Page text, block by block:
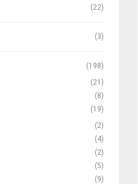
(22)
(3)
(198)
(21)
(8)
(19)
(2)
(4)
(2)
(5)
(9)